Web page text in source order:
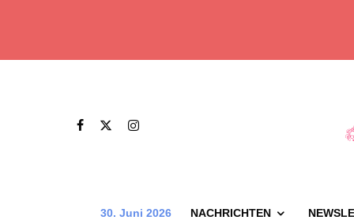
30. Juni 2026 NACHRICHTEN